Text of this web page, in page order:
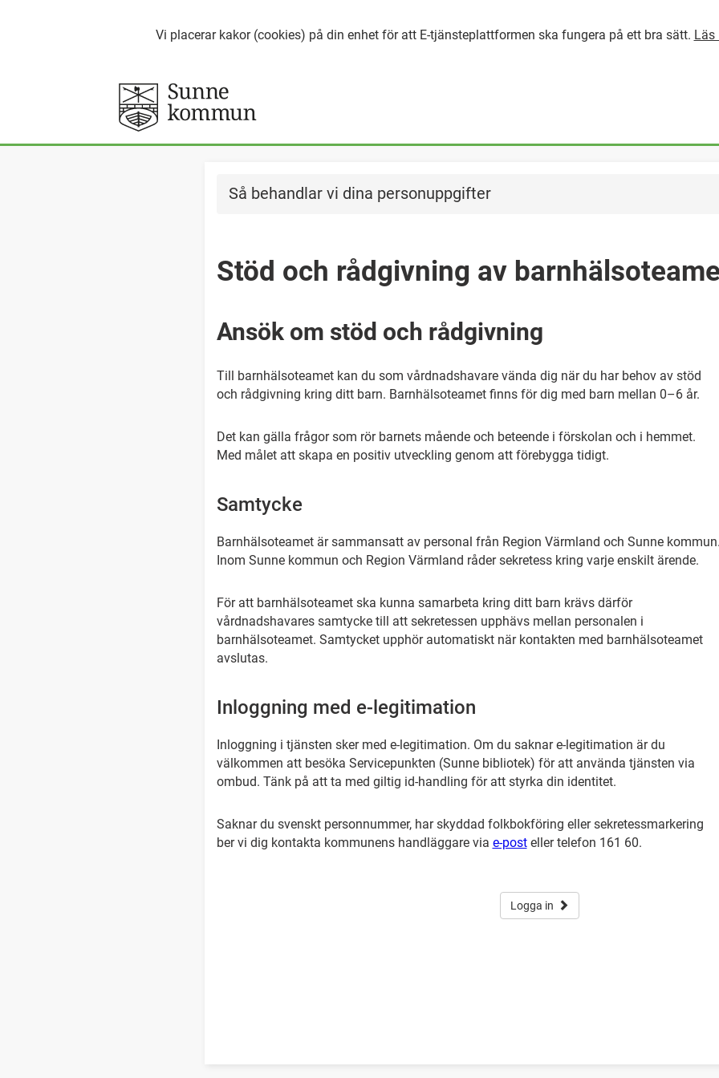
Vi placerar kakor (cookies) på din enhet för att E-tjänsteplattformen ska fungera på ett bra sätt. Läs
Så behandlar vi dina personuppgifter
Stöd och rådgivning av
Ansök om stöd och rådgivning
Till barnhälsoteamet kan du som vårdnadshavare vända dig när du har behov av stöd
och rådgivning kring ditt barn. Barnhälsoteamet finns för dig med barn mellan 0–6 år.
Det kan gälla frågor som rör barnets mående och beteende i förskolan och i hemmet.
Med målet att skapa en positiv utveckling genom att förebygga tidigt.
Samtycke
Barnhälsoteamet är sammansatt av personal från Region Värmland och Sunne
Inom Sunne kommun och Region Värmland råder sekretess kring varje enskilt ärende.
För att barnhälsoteamet ska kunna samarbeta kring ditt barn krävs därför
vårdnadshavares samtycke till att sekretessen upphävs mellan personalen i
barnhälsoteamet. Samtycket upphör automatiskt när kontakten med barnhälsoteamet
avslutas.
Inloggning med e-legitimation
Inloggning i tjänsten sker med e-legitimation. Om du saknar e-legitimation är du
välkommen att besöka Servicepunkten (Sunne bibliotek) för att använda tjänsten via
ombud. Tänk på att ta med giltig id-handling för att styrka din identitet.
Saknar du svenskt personnummer, har skyddad folkbokföring eller sekretessmarkering
ber vi dig kontakta kommunens handläggare via e-posteller telefon 161 60.
Logga in